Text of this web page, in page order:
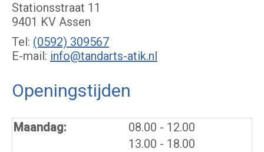
Stationsstraat 11
9401 KV Assen
Tel: (0592) 309567
E-mail: info@tandarts-atik.nl
Openingstijden
Maandag: 08.00 tot
- 12.00
13.00 tot
- 18.00